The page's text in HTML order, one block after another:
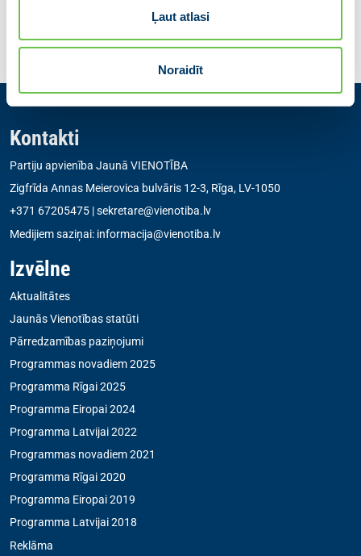
Ļaut atlasi
Noraidīt
Atgriezties
Kontakti
Partiju apvienība Jaunā VIENOTĪBA
Zigfrīda Annas Meierovica bulvāris 12-3, Rīga, LV-1050
+371 67205475 |sekretare@vienotiba.lv
Medijiem saziņai: informacija@vienotiba.lv
Izvēlne
Aktualitātes
Jaunās Vienotības statūti
Pārredzamības paziņojumi
Programmas novadiem 2025
Programma Rīgai 2025
Programma Eiropai 2024
Programma Latvijai 2022
Programmas novadiem 2021
Programma Rīgai 2020
Programma Eiropai 2019
Programma Latvijai 2018
Reklāma